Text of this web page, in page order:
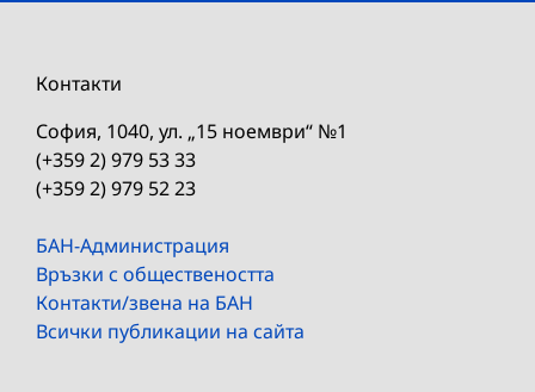
Контакти
София, 1040, ул. „15 ноември“ №1
(+359 2) 979 53 33
(+359 2) 979 52 23
БАН-Администрация
Връзки с обществеността
Контакти/звена на БАН
Всички публикации на сайта